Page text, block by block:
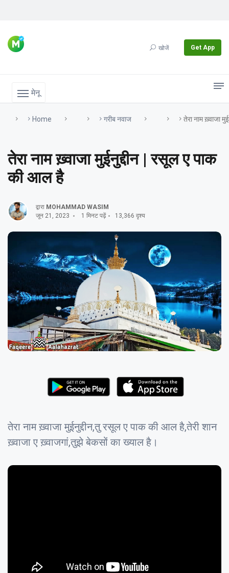
खोजें Get App
मेनू
Home गरीब नवाज तेरा नाम ख़्वाजा
तेरा नाम ख़्वाजा मुईनुद्दीन | रसूल ए पाक
की आल है
द्वारा MOHAMMAD WASIM
जून 21, 2023
1 मिनट पढ़ें 13,366 दृश्य
तेरा नाम ख़्वाजा मुईनुद्दीन,तु रसूल ए पाक की आल है,तेरी शान
ख़्वाजा ए ख़्वाजगां,तुझे बेकसों का ख्याल है।